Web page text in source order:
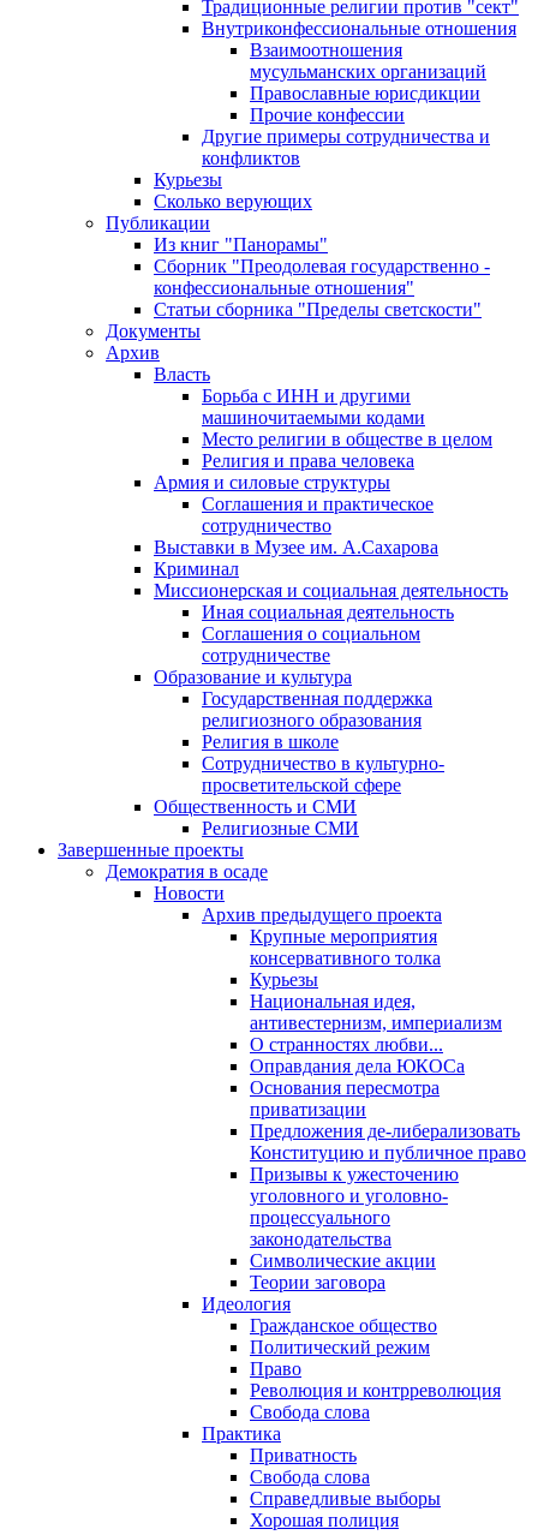
Традиционные религии против "сект"
Внутриконфессиональные отношения
Взаимоотношения
мусульманских организаций
Православные юрисдикции
Прочие конфессии
Другие примеры сотрудничества и
конфликтов
Курьезы
Сколько верующих
Публикации
Из книг "Панорамы"
Сборник "Преодолевая государственно -
конфессиональные отношения"
Статьи сборника "Пределы светскости"
Документы
Архив
Власть
Борьба с ИНН и другими
машиночитаемыми кодами
Место религии в обществе в целом
Религия и права человека
Армия и силовые структуры
Соглашения и практическое
сотрудничество
Выставки в Музее им. А.Сахарова
Криминал
Миссионерская и социальная деятельность
Иная социальная деятельность
Соглашения о социальном
сотрудничестве
Образование и культура
Государственная поддержка
религиозного образования
Религия в школе
Сотрудничество в культурно-
просветительской сфере
Общественность и СМИ
Религиозные СМИ
Завершенные проекты
Демократия в осаде
Новости
Архив предыдущего проекта
Крупные мероприятия
консервативного толка
Курьезы
Национальная идея,
антивестернизм, империализм
О странностях любви...
Оправдания дела ЮКОСа
Основания пересмотра
приватизации
Предложения де-либерализовать
Конституцию и публичное право
Призывы к ужесточению
уголовного и уголовно-
процессуального
законодательства
Символические акции
Теории заговора
Идеология
Гражданское общество
Политический режим
Право
Революция и контрреволюция
Свобода слова
Практика
Приватность
Свобода слова
Справедливые выборы
Хорошая полиция